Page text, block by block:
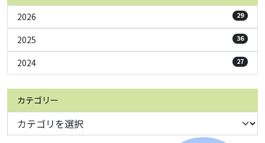
2026
29
2025 36
2024 27
カテゴリー